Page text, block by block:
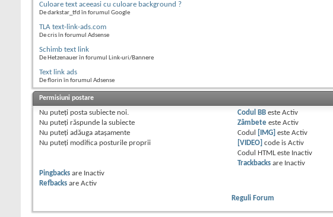
Culoare text aceeasi cu culoare background ?
De darkstar_tfd în forumul Google
TLA text-link-ads.com
De cris în forumul Adsense
Schimb text link
De Hetzenauer în forumul Link-uri/Bannere
Text link ads
De florin în forumul Adsense
Permisiuni postare
Nu puteţi posta subiecte noi.
Nu puteţi răspunde la subiecte
Nu puteţi adăuga ataşamente
Nu puteţi modifica posturile proprii
Codul BB esteActiv
Zâmbete esteActiv
Codul
[IMG] esteActiv
[VIDEO] code isActiv
Codul HTML este Inactiv
Trackbacks are Inactiv
Pingbacks are Inactiv
Refbacks are Activ
Reguli Forum